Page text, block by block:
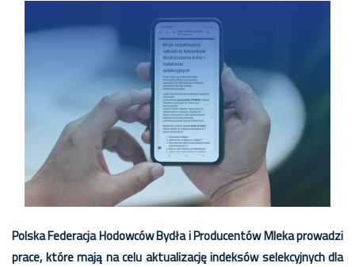
Polska Federacja Hodowców Bydła i Producentów Mleka prowadzi
prace, które mają na celu aktualizację indeksów selekcyjnych dla